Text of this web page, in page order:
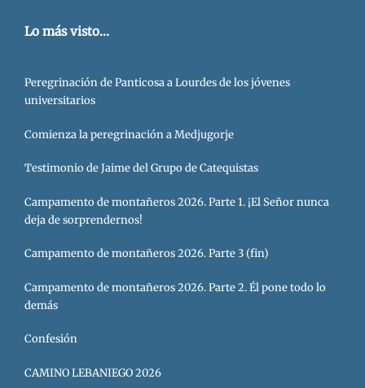
Lo más visto...
Peregrinación de Panticosa a Lourdes de los jóvenes
universitarios
Comienza la peregrinación a Medjugorje
Testimonio de Jaime del Grupo de Catequistas
Campamento de montañeros 2026. Parte 1. ¡El Señor nunca
deja de sorprendernos!
Campamento de montañeros 2026. Parte 3 (fin)
Campamento de montañeros 2026. Parte 2. Él pone todo lo
demás
Confesión
CAMINO LEBANIEGO 2026